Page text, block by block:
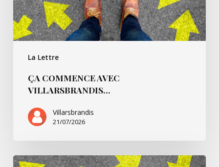
La Lettre
ÇA COMMENCE AVEC
VILLARSBRANDIS…
Villarsbrandis
21/07/2026
Ça